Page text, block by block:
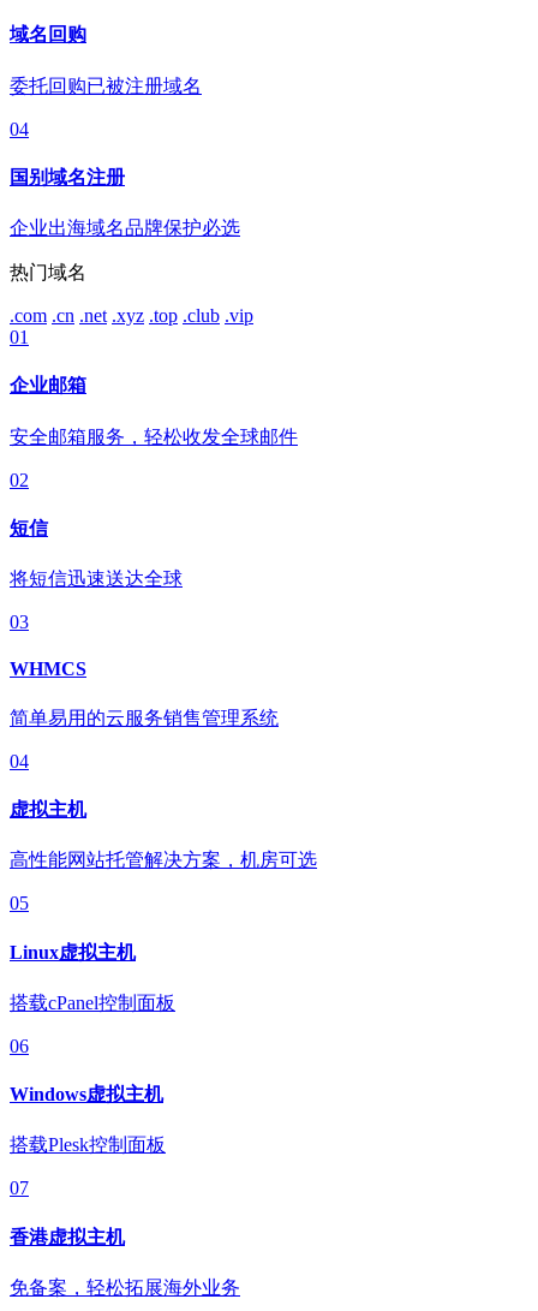
域名回购
委托回购已被注册域名
04
国别域名注册
企业出海域名品牌保护必选
热门域名
.com .cn .net .xyz .top .club .vip
01
企业邮箱
安全邮箱服务，轻松收发全球邮件
02
短信
将短信迅速送达全球
03
WHMCS
简单易用的云服务销售管理系统
04
虚拟主机
高性能网站托管解决方案，机房可选
05
Linux虚拟主机
搭载cPanel控制面板
06
Windows虚拟主机
搭载Plesk控制面板
07
香港虚拟主机
免备案，轻松拓展海外业务